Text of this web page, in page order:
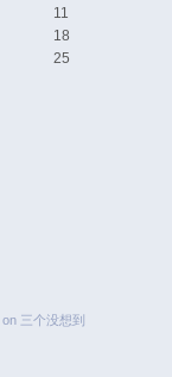
11
18
25
on 三个没想到